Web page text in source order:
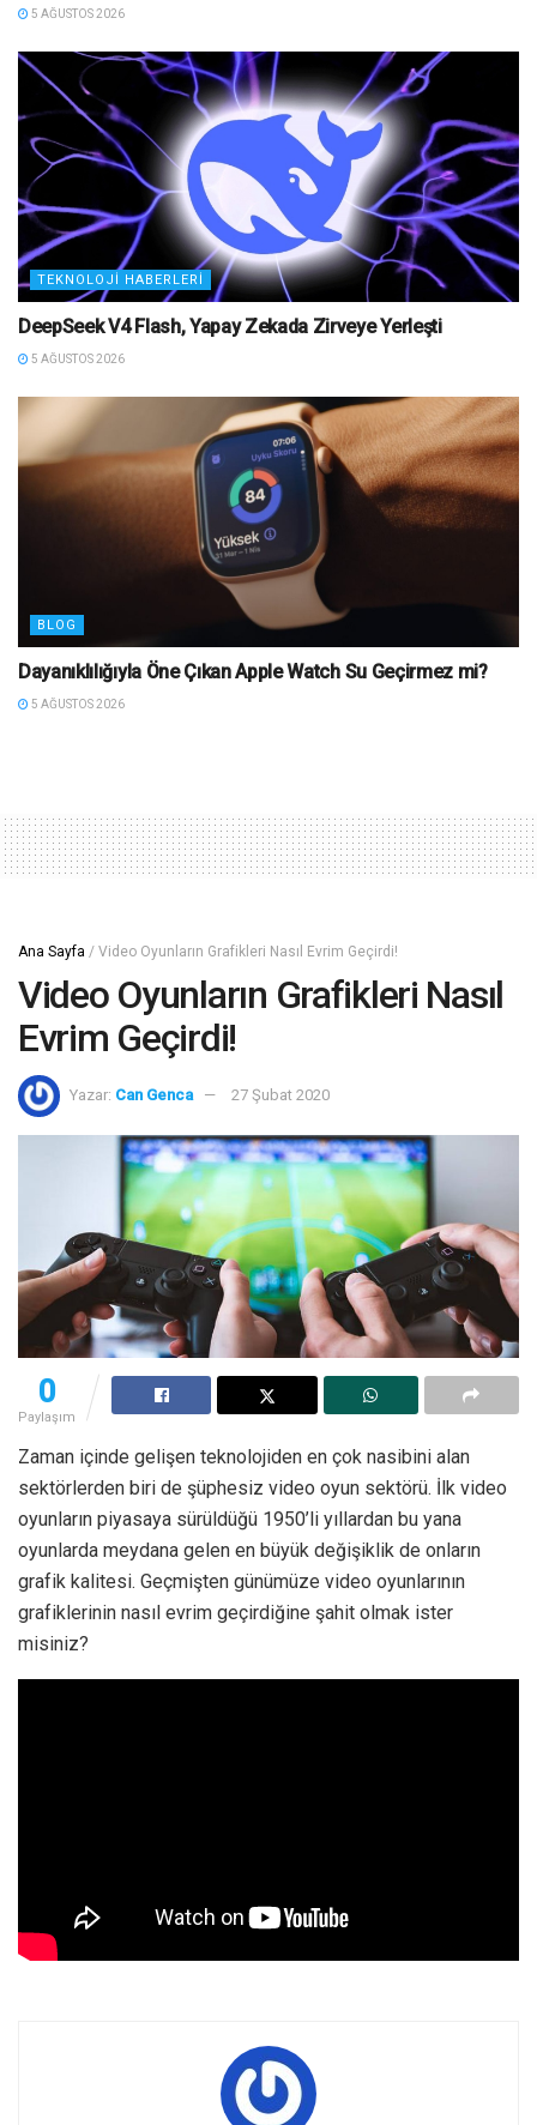
5 AĞUSTOS 2026
TEKNOLOJI HABERLERI
DeepSeek V4 Flash, Yapay Zekada Zirveye Yerleşti
5 AĞUSTOS 2026
BLOG
Dayanıklılığıyla Öne Çıkan Apple Watch Su Geçirmez mi?
5 AĞUSTOS 2026
Ana Sayfa / Video Oyunların Grafikleri Nasıl Evrim Geçirdi!
Video Oyunların Grafikleri Nasıl
Evrim Geçirdi!
Yazar: Can Genca 27 Şubat 2020
0
Paylaşım
Zaman içinde gelişen teknolojiden en çok nasibini alan
sektörlerden biri de şüphesiz video oyun sektörü. İlk video
oyunların piyasaya sürüldüğü 1950’li yıllardan bu yana
oyunlarda meydana gelen en büyük değişiklik de onların
grafik kalitesi. Geçmişten günümüze video oyunlarının
grafiklerinin nasıl evrim geçirdiğine şahit olmak ister
misiniz?